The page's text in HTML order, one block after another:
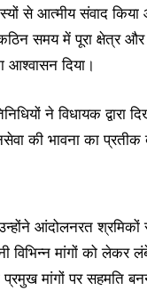
से आत्मीय संवाद किया
समय में पूरा क्षेत्र
आश्वासन दिया।
ने विधायक द्वारा
की भावना का प्रतीक
आंदोलनरत
विभिन्न मांगों को
मांगों पर सहमति